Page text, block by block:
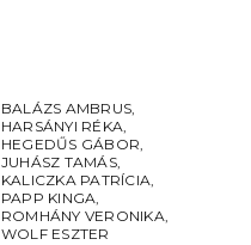
BALÁZS AMBRUS,
HARSÁNYI RÉKA,
HEGEDŰS GÁBOR,
JUHÁSZ TAMÁS,
KALICZKA PATRÍCIA,
PAPP KINGA,
ROMHÁNY VERONIKA,
WOLF ESZTER